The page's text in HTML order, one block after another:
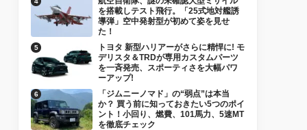
を搭載しテスト飛行。「25式地対艦誘
導弾」空中発射型が初めて姿を見せ
た！
トヨタ 新型ハリアーがさらに精悍に! モ
デリスタ＆TRDが専用カスタムパーツ
を一斉発売、スポーティさを大幅パワ
ーアップ!
「ジムニーノマド」の“弱点”は本当
か？ 買う前に知っておきたい5つのポイ
ント！小回り、燃費、101馬力、5速MT
を徹底チェック